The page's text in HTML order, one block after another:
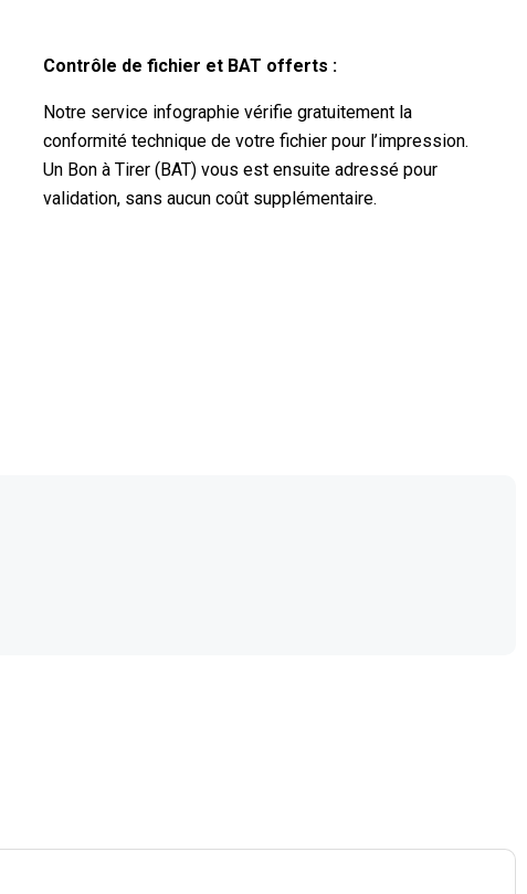
Contrôle de fichier et BAT offerts :
Notre service infographie vérifie gratuitement la
conformité technique de votre fichier pour l’impression.
Un Bon à Tirer (BAT) vous est ensuite adressé pour
validation, sans aucun coût supplémentaire.